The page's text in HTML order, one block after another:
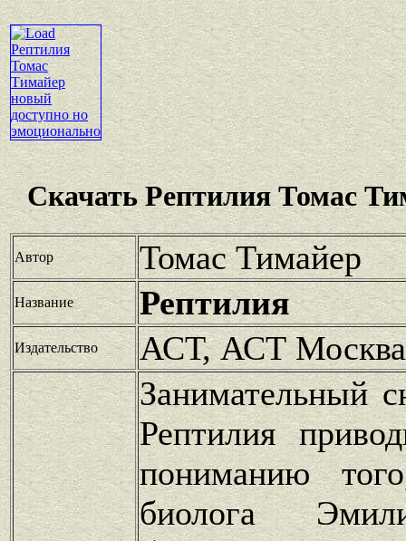
Скачать Рептилия Томас
Автор Томас Тимайер
Название Рептилия
Издательство АСТ, АСТ
Занимательный
Рептилия
пониманию
биолога